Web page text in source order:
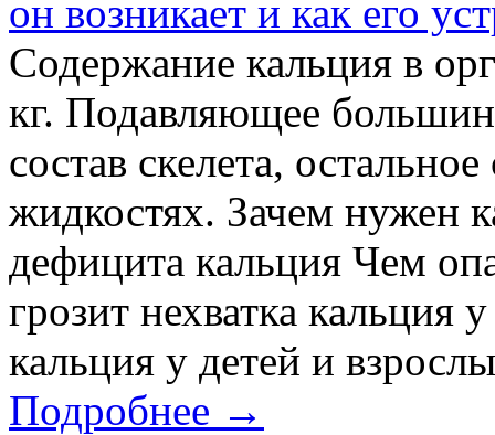
он возникает и как его
Содержание кальция в
кг. Подавляющее
состав скелета,
жидкостях. Зачем нужен
дефицита кальция Чем
грозит нехватка
кальция у детей и
Подробнее →